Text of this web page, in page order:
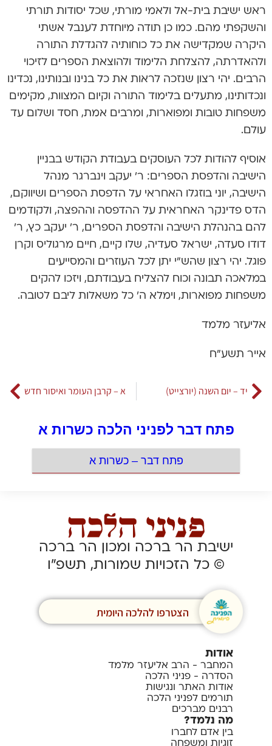
ראש ישיבת בית-אל ולאמי מורתי, שכל יסודות תורתי
והשקפתי מהם. כמו כן תודה מיוחדת לענבל אשתי
היקרה שמקדישה את כל כוחותיה להגדלת התורה
ולהאדרתה, להצלחת הלימוד ולהוצאת הספרים לזיכוי
הרבים. יהי רצון שנזכה לראות את כל בנינו ובנותינו, נכדינו
ונכדותינו, מתעלים בלימוד התורה וקיום המצוות, מקימים
משפחות טובות ומפוארות, ומרבים אמת, חסד ושלום עד
עולם.
אוסיף להודות לכל העוסקים בעבודת הקודש בבניין
הישיבה והדפסת הספרים: ר’ יעקב וינברגר מנהל
הישיבה, יוני בוזגלו האחראי על הדפסת הספרים ושיווקם,
הדס פדינקר האחראית על ההדפסה וההפצה, ולקודמים
להם בהנהלת הישיבה והדפסת הספרים, ר’ יעקב כץ, ר’
דודו סעדה, ישראל סעדיה, שלו קיים, חיים מרגוליס וקרן
פוגל. יהי רצון שהש”י יתן לכל העוזרים והמסייעים
במלאכה תבונה וכוח להצליח בעבודתם, ויזכו להקים
משפחות מפוארות, וימלא ה’ כל משאלות ליבם לטובה.
אליעזר מלמד
אייר תשע”ח
יד – יום השנה (יורצייט) א – קרבן העומר ואיסור חדש
פתח דבר לפניני הלכה כשרות א
פתח דבר – כשרות א
ישיבת הר ברכה ומכון הר ברכה
© כל הזכויות שמורות, תשפ”ו
הצטרפו להלכה היומית
אודות
המחבר - הרב אליעזר מלמד
הסדרה - פניני הלכה
אודות האתר ונגישות
תורמים לפניני הלכה
רבנים מברכים
מה נלמד?
בין אדם לחברו
זוגיות ומשפחה